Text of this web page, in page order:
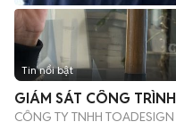
Tin nổi bật
GIÁM SÁT CÔNG TRÌNH
CÔNG TY TNHH TOADESIGN